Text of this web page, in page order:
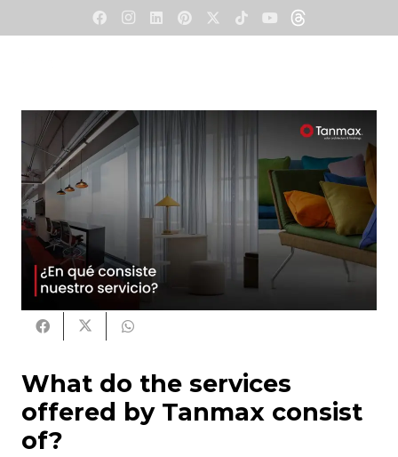
What do the services
offered by Tanmax consist
of?